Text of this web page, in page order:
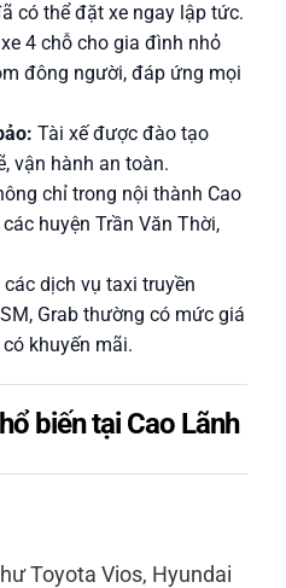
có thể đặt xe ngay lập tức.
4 chỗ cho gia đình nhỏ
đông người, đáp ứng mọi
Tài xế được đào tạo
vận hành an toàn.
chỉ trong nội thành Cao
huyện Trần Văn Thời,
các dịch vụ taxi truyền
Grab thường có mức giá
khuyến mãi.
biến tại Cao Lãnh
Toyota Vios, Hyundai